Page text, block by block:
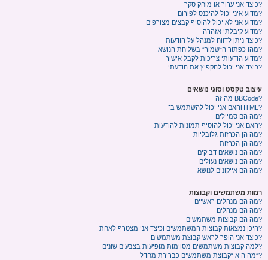
כיצד אני ערוך או מוחק סקר?
מדוע איני יכול להיכנס לפורום?
מדוע אני לא יכול להוסיף קבצים מצורפים?
מדוע קיבלתי אזהרה?
כיצד ניתן לדווח למנהל על הודעות?
מהו כפתור ה“שמור” בשליחת הנושא?
מדוע הודעותי צריכות לקבל אישור?
כיצד אני יכול להקפיץ את הודעתי?
עיצוב טקסט וסוגי נושאים
מה זה BBCode?
האם אני יכול להשתמש ב־HTML?
מה הם סמיילים?
האם אני יכול להוסיף תמונות להודעות?
מה הן הכרזות גלובליות?
מה הן הכרזות?
מה הם נושאים דביקים?
מה הם נושאים נעולים?
מה הם אייקונים לנושא?
רמות משתמשים וקבוצות
מה הם מנהלים ראשיים?
מה הם מנהלים?
מה הם קבוצות משתמשים?
היכן נמצאות קבוצות המשתמשים וכיצד אני מצטרף לאחת?
כיצד אני הופך לראש קבוצת משתמשים?
למה קבוצות משתמשים מסוימות מופיעות בצבעים שונים?
מה היא “קבוצת משתמשים כברירת מחדל”?